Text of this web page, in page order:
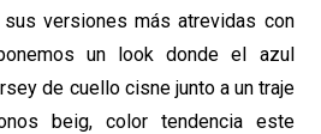
versiones más atrevidas con
un look donde el azul
de cuello cisne junto a un traje
beig, color tendencia este